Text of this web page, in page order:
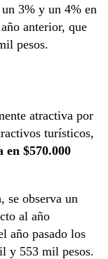
3% y un 4% en
anterior, que
pesos.
atractiva por
turísticos,
en $570.000
se observa un
al año
año pasado los
y 553 mil pesos.